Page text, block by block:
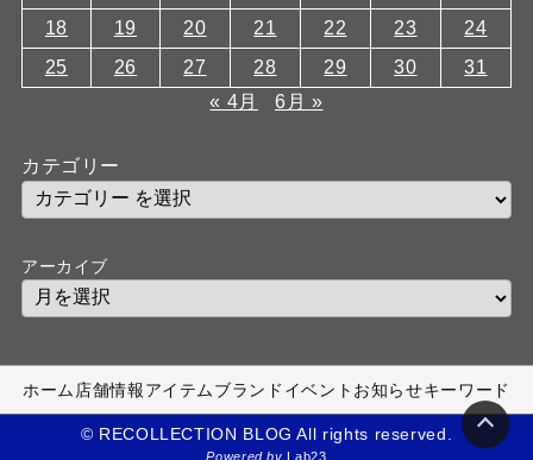
18
19 20 21 22 23
24
25
26 27 28 29 30
31
« 4月
6月 »
カテゴリー
アーカイブ
ホーム 店舗情報アイテム ブランド イベント お知らせキーワード
© RECOLLECTION BLOG All rights reserved.
Powered byLab23